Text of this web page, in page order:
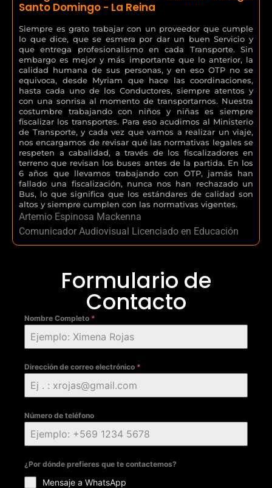
Santo Domingo - La Reina
Siempre es grato trabajar con un proveedor que cumple
lo que dice, que se esmera por dar un buen Servicio y
que entrega profesionalismo en cada Transporte. Sin
embargo es mejor y más importante que lo anterior, la
calidad humana de sus personas, y en eso OTP no se
equivoca, desde Myriam que hace las coordinaciones,
hasta cada uno de los Conductores, siempre atentos y
con una sonrisa al momento de transportarnos. Nuestra
costumbre trabajando con niños y niñas es siempre
fiscalizar los transportes. Para eso acudimos al Ministerio
de Transporte, y cada vez que vamos a realizar un viaje,
nos encargamos de revisar qué las normativas legales se
respeten a cabalidad, a través de los fiscalizadores en
terreno que revisan los buses antes de la partida. En los
6 años que llevamos trabajando con OTP, jamás han
fallado una fiscalización, nunca nos han rechazado un
Bus, lo que significa que los estándares de calidad son
altos y siempre cumplen con las normativas vigentes.
Artemio Espinosa Mackenna
Comunicador Audiovisual Licenciado en Educación
Formulario de
Contacto
Nombre Completo *
Dirección de correo electrónico *
Número de teléfono
¿Por dónde prefieres que te contactemos?
Mensaje a WhatsApp